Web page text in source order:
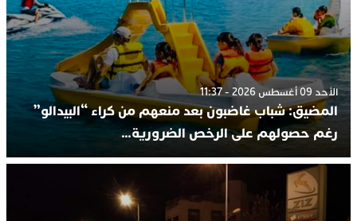
الأحد 09 أغسطس 2026 - 11:37
المضيق: شباب غاضبون بعد منعهم من كراء “البيدالو”
رغم حصولهم على الرخص الضرورية…